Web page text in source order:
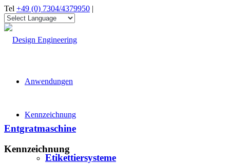
Tel +49 (0) 7304/4379950 |
Anwendungen
Kennzeichnung
Etikettiersysteme
Entgratmaschine
Kennzeichnung